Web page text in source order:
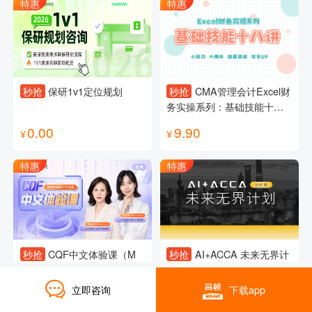
特惠
秒抢 保研1v1定位规划
¥0.00
特惠
秒抢 CMA管理会计Excel财
务实操系列：基础技能十八
¥9.90
特惠
秒抢 CQF中文体验课（M
0.10
特惠
秒抢 AI+ACCA 未来无界计
划试听课
立即咨询 下载app